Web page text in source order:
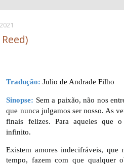
Tradução: Julio de Andrade Filho
Sinopse: Sem a paixão, não nos
que nunca julgamos ser nosso. As
finais felizes. Para aqueles que
infinito.
Existem amores indecifráveis, que
tempo, fazem com que qualquer